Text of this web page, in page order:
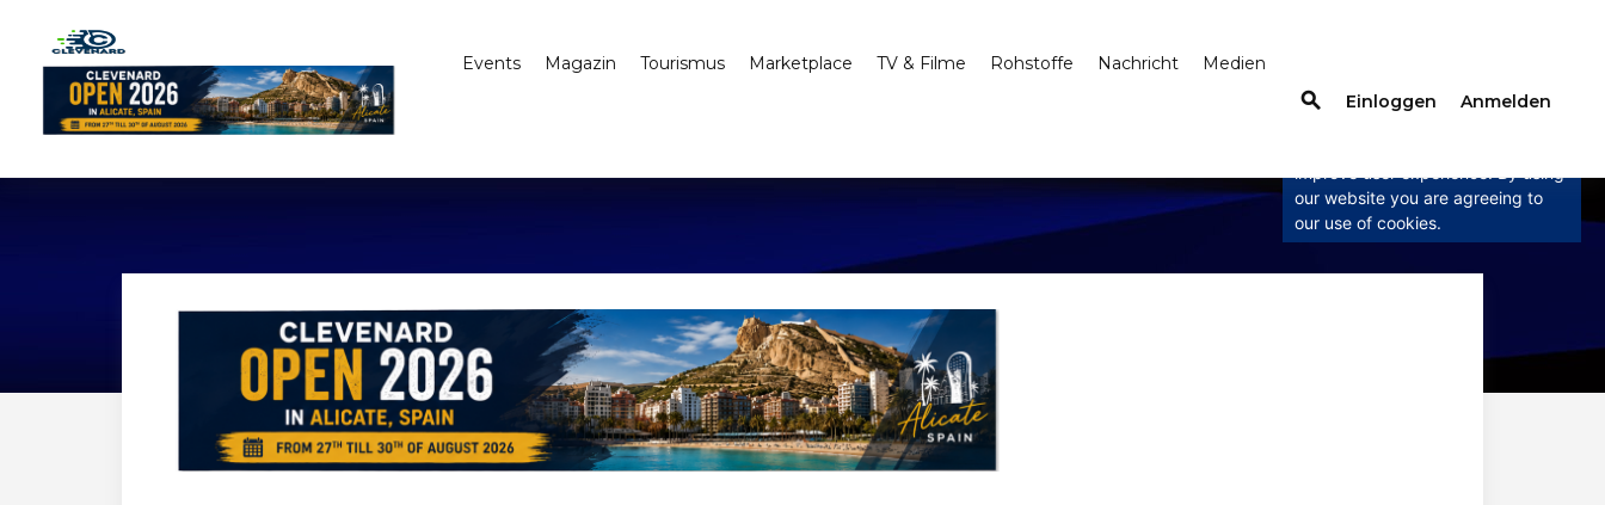
Events Magazin Tourismus Marketplace TV & Filme Rohstoffe Nachricht Medien
search Einloggen Anmelden
This website uses cookies
our website you are agreeing to
our use of cookies.